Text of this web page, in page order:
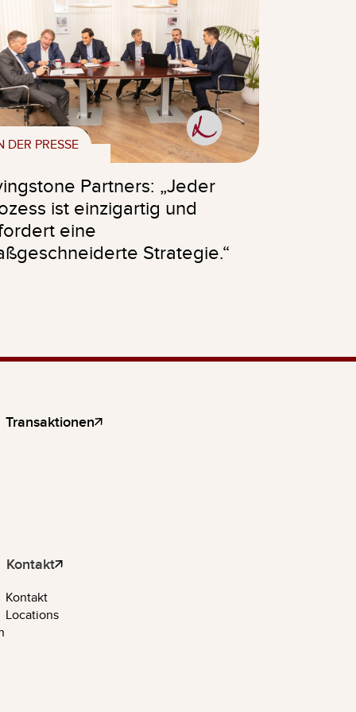
DER PRESSE
Partners: „Jeder
ist einzigartig und
eine
Strategie.“
Transaktionen
Kontakt
Kontakt
Locations